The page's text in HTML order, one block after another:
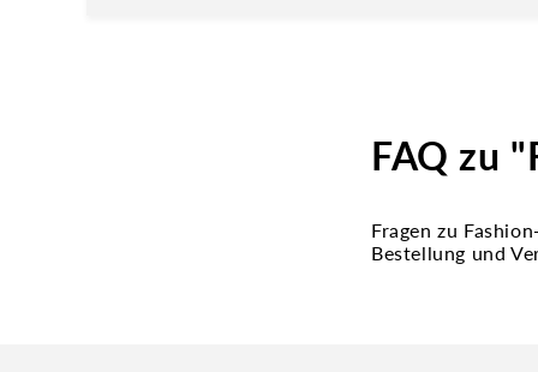
FAQ zu
Fragen zu
Bestellung und